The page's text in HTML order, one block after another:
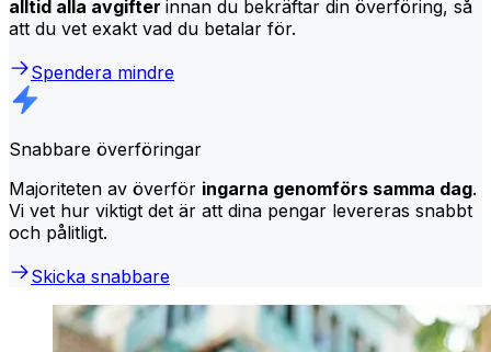
alltid alla avgifter innan du bekräftar din överföring, så
att du vet exakt vad du betalar för.
Spendera mindre
Snabbare överföringar
Majoriteten av överför ingarna genomförs samma dag.
Vi vet hur viktigt det är att dina pengar levereras snabbt
och pålitligt.
Skicka snabbare